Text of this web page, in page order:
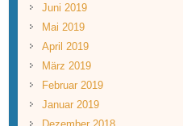
Juni 2019
Mai 2019
April 2019
März 2019
Februar 2019
Januar 2019